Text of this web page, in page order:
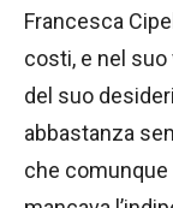
Francesca
costi, e nel
del suo
abbastanza
che